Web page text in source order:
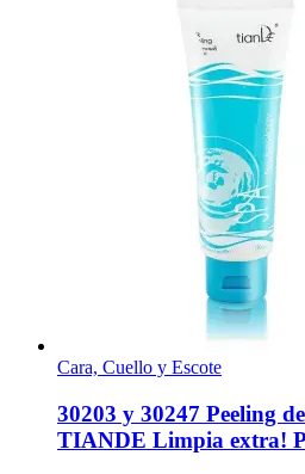
Cara, Cuello y Escote
30203 y 30247 Peeling
TIANDE Limpia extra!